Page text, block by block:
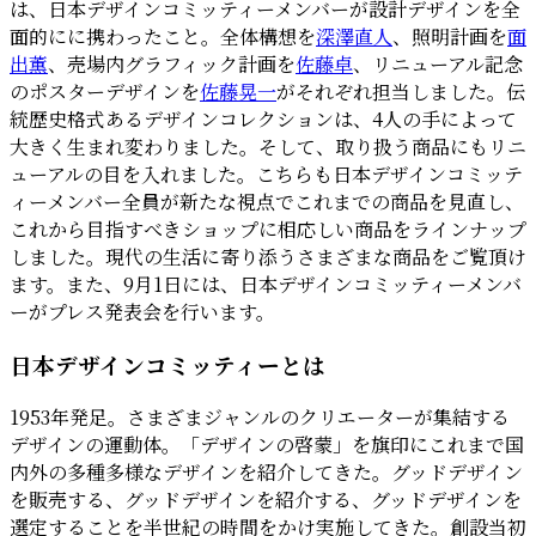
は、日本デザインコミッティーメンバーが設計デザインを全
面的にに携わったこと。全体構想を深澤直人、照明計画を面
出薫、売場内グラフィック計画を佐藤卓、リニューアル記念
のポスターデザインを佐藤晃一がそれぞれ担当しました。伝
統歴史格式あるデザインコレクションは、4人の手によって
大きく生まれ変わりました。そして、取り扱う商品にもリニ
ューアルの目を入れました。こちらも日本デザインコミッテ
ィーメンバー全員が新たな視点でこれまでの商品を見直し、
これから目指すべきショップに相応しい商品をラインナップ
しました。現代の生活に寄り添うさまざまな商品をご覧頂け
ます。また、9月1日には、日本デザインコミッティーメンバ
ーがプレス発表会を行います。
日本デザインコミッティーとは
1953年発足。さまざまジャンルのクリエーターが集結する
デザインの運動体。「デザインの啓蒙」を旗印にこれまで国
内外の多種多様なデザインを紹介してきた。グッドデザイン
を販売する、グッドデザインを紹介する、グッドデザインを
選定することを半世紀の時間をかけ実施してきた。創設当初